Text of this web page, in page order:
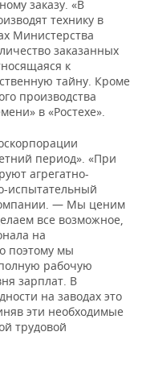
заказу. «В
технику в
Министерства
заказанных
к
тайну. Кроме
производства
в «Ростехе».
период». «При
агрегатно-
испытательный
— Мы ценим
все возможное,
на
поэтому мы
рабочую
зарплат. В
на заводах это
эти необходимые
трудовой